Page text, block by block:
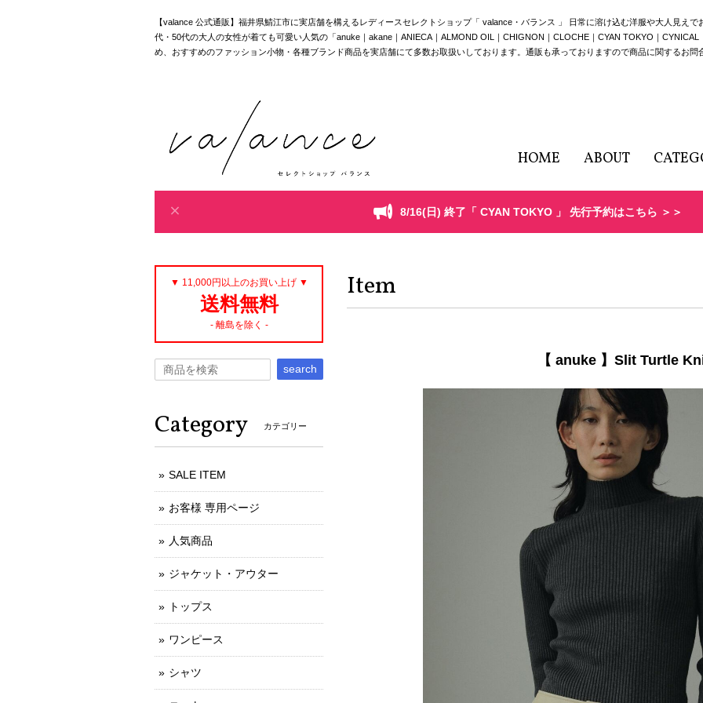
【valance 公式通販】福井県鯖江市に実店舗を構えるレディースセレクトショップ「 valance・バランス 」 日常に溶け込む洋服や大人見え
代・50代の大人の女性が着ても可愛い人気の「anuke｜akane｜ANIECA｜ALMOND OIL｜CHIGNON｜CLOCHE｜CYAN TOKYO｜
め、おすすめのファッション小物・各種ブランド商品を実店舗にて多数お取扱いしております。通販も承っておりますので商品に関するお問
HOME ABOUT
8/16(日) 終了「 CYAN TOKYO 」 先行予約はこちら ＞＞
Item
【 anuke 】Slit Turtle
▼ 11,000円以上のお買い上げ ▼
送料無料
- 離島を除く -
search
Category カテゴリー
SALE ITEM
お客様 専用ページ
人気商品
ジャケット・アウター
トップス
ワンピース
シャツ